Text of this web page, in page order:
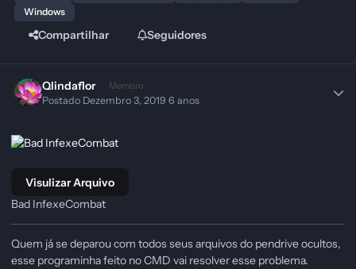
Windows
Compartilhar Seguidores
Qlindaflor Membro
Postado Dezembro 3, 20196 anos
Visulizar Arquivo
Bad InfexeCombat
Quem já se deparou com todos seus arquivos do pendrive ocultos,
esse programinha feito no CMD vai resolver esse problema.